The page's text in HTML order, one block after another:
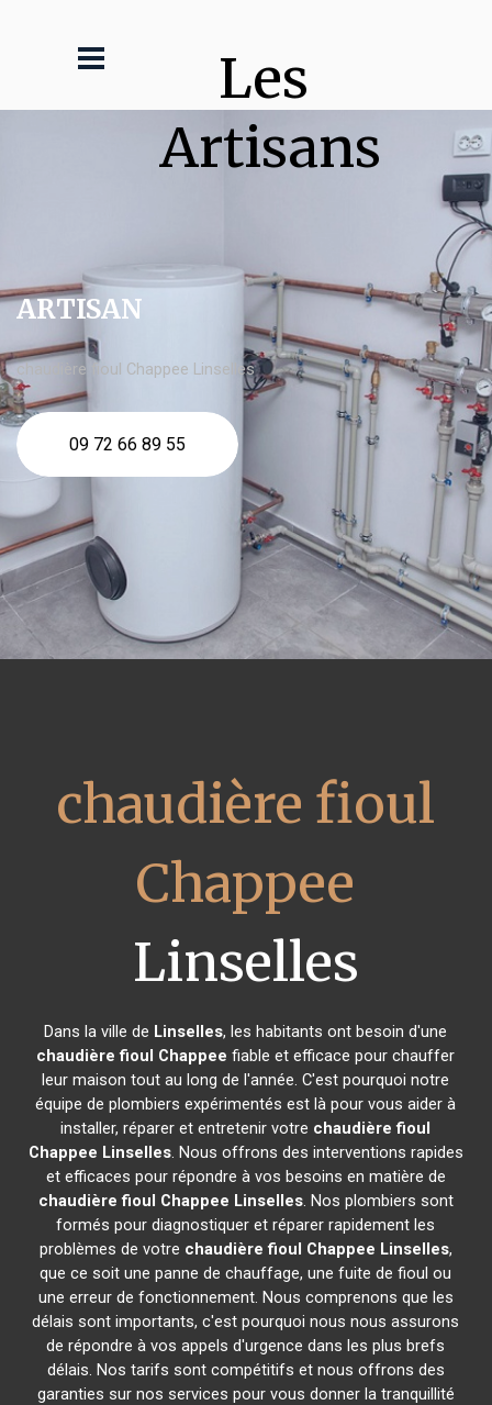
Les
Artisans
ARTISAN
chaudière fioul Chappee Linselles
09 72 66 89 55
chaudière fioul
Chappee
Linselles
Dans la ville de Linselles, les habitants ont besoin d'une
chaudière fioul Chappee fiable et efficace pour chauffer
leur maison tout au long de l'année. C'est pourquoi notre
équipe de plombiers expérimentés est là pour vous aider à
installer, réparer et entretenir votre chaudière fioul
Chappee Linselles. Nous offrons des interventions rapides
et efficaces pour répondre à vos besoins en matière de
chaudière fioul Chappee Linselles. Nos plombiers sont
formés pour diagnostiquer et réparer rapidement les
problèmes de votre chaudière fioul Chappee Linselles,
que ce soit une panne de chauffage, une fuite de fioul ou
une erreur de fonctionnement. Nous comprenons que les
délais sont importants, c'est pourquoi nous nous assurons
de répondre à vos appels d'urgence dans les plus brefs
délais. Nos tarifs sont compétitifs et nous offrons des
garanties sur nos services pour vous donner la tranquillité